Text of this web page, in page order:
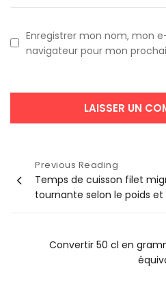
Enregistrer mon nom, mon
navigateur pour mon
Navigation
de
l’article
Previous Reading
Temps de cuisson filet
tournante selon le poids
Convertir 50 cl en